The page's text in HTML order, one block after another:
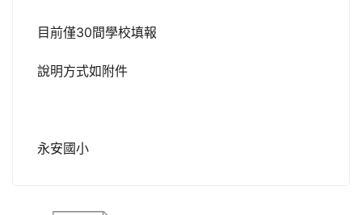
目前僅30間學校填報
說明方式如附件
永安國小